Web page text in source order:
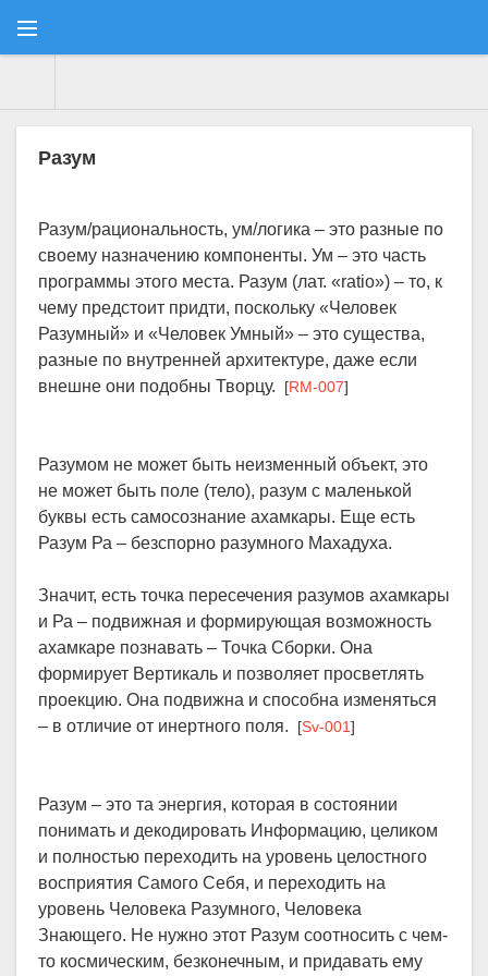
Разум
Разум/рациональность, ум/логика – это разные по
своему назначению компоненты. Ум – это часть
программы этого места. Разум (лат. «ratio») – то, к
чему предстоит придти, поскольку «Человек
Разумный» и «Человек Умный» – это существа,
разные по внутренней архитектуре, даже если
внешне они подобны Творцу. [RM-007]
Разумом не может быть неизменный объект, это
не может быть поле (тело), разум с маленькой
буквы есть самосознание ахамкары. Еще есть
Разум Ра – безспорно разумного Махадуха.
Значит, есть точка пересечения разумов ахамкары
и Ра – подвижная и формирующая возможность
ахамкаре познавать – Точка Сборки. Она
формирует Вертикаль и позволяет просветлять
проекцию. Она подвижна и способна изменяться
– в отличие от инертного поля. [Sv-001]
Разум – это та энергия, которая в состоянии
понимать и декодировать Информацию, целиком
и полностью переходить на уровень целостного
восприятия Самого Себя, и переходить на
уровень Человека Разумного, Человека
Знающего. Не нужно этот Разум соотносить с чем-
то космическим, безконечным, и придавать ему